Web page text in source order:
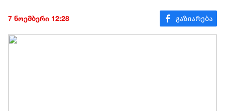
7 ნოემბერი 12:28